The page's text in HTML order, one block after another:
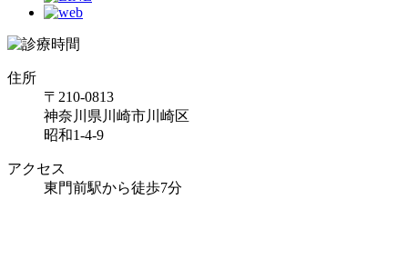
住所
〒210-0813
神奈川県川崎市川崎区
昭和1-4-9
アクセス
東門前駅から徒歩7分